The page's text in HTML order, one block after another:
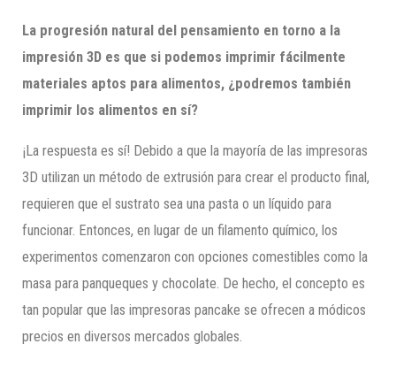
La progresión natural del pensamiento en torno a la
impresión 3D es que si podemos imprimir fácilmente
materiales aptos para alimentos, ¿podremos también
imprimir los alimentos en sí?
¡La respuesta es sí! Debido a que la mayoría de las impresoras
3D utilizan un método de extrusión para crear el producto final,
requieren que el sustrato sea una pasta o un líquido para
funcionar. Entonces, en lugar de un filamento químico, los
experimentos comenzaron con opciones comestibles como la
masa para panqueques y chocolate. De hecho, el concepto es
tan popular que las impresoras pancake se ofrecen a módicos
precios en diversos mercados globales.